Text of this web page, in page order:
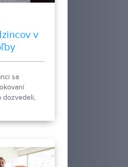
v
sa
dozvedeli,
ako je
obdobie